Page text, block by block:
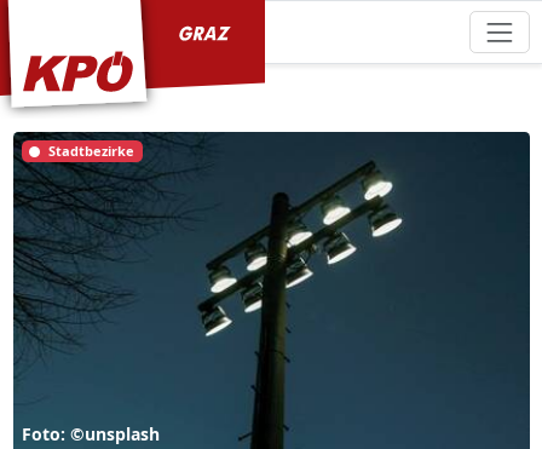
Stadtbezirke
Foto: ©unsplash